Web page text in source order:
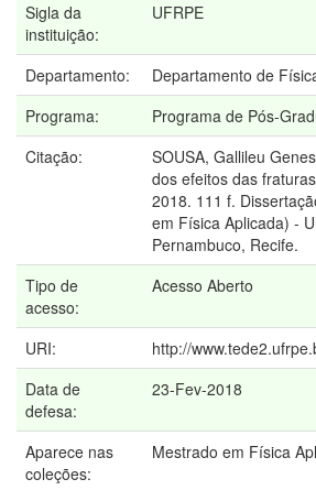
Sigla da
instituição:
UFRPE
Departamento:
Departamento de
Programa:
Programa de Pós-
Citação:
SOUSA, Gallileu
dos efeitos das
2018. 111 f.
em Física Aplicada) -
Pernambuco, Recife.
Tipo de
acesso:
Acesso Aberto
URI:
http://
Data de
defesa:
23-Fev-2018
Aparece nas
coleções:
Mestrado em Física